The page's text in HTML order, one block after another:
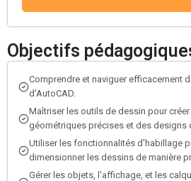
Objectifs
Comprendre et naviguer efficacement
d'AutoCAD.
Maîtriser les outils de dessin pour
géométriques précises et des designs
Utiliser les fonctionnalités d'habillage
dimensionner les dessins de manière
Gérer les objets, l'affichage, et les